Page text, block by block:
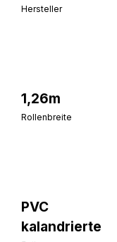
Hersteller
1,26m
Rollenbreite
PVC
kalandrierte